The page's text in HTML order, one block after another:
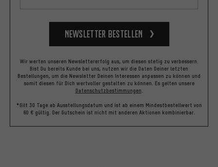
Newsletter bestellen
Wir werten unseren Newslettererfolg aus, um diesen stetig zu verbessern.
Bist Du bereits Kunde bei uns, nutzen wir die Daten Deiner letzten
Bestellungen, um die Newsletter Deinen Interessen anpassen zu können und
somit diesen für Dich wertvoller gestalten zu können. Es gelten unsere
Datenschutzbestimmungen.
*Gilt 30 Tage ab Ausstellungsdatum und ist ab einem Mindestbestellwert von
60 € gültig. Der Gutschein ist nicht mit anderen Aktionen kombinierbar.